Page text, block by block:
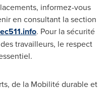
informez-vous
en consultant la section
. Pour la sécurité
travailleurs, le respect
de la Mobilité durable et